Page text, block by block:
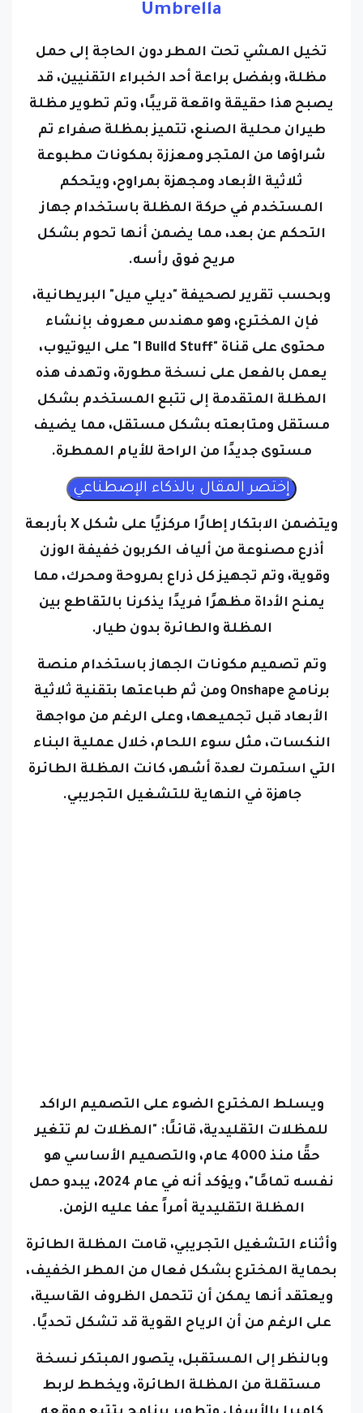
Umbrella
تخيل المشي تحت المطر دون الحاجة إلى حمل
مظلة، وبفضل براعة أحد الخبراء التقنيين، قد
يصبح هذا حقيقة واقعة قريبًا، وتم تطوير مظلة
طيران محلية الصنع، تتميز بمظلة صفراء تم
شراؤها من المتجر ومعززة بمكونات مطبوعة
ثلاثية الأبعاد ومجهزة بمراوح، ويتحكم
المستخدم في حركة المظلة باستخدام جهاز
التحكم عن بعد، مما يضمن أنها تحوم بشكل
مريح فوق رأسه.
وبحسب تقرير لصحيفة "ديلي ميل" البريطانية،
فإن المخترع، وهو مهندس معروف بإنشاء
محتوى على قناة "I Build Stuff" على اليوتيوب،
يعمل بالفعل على نسخة مطورة، وتهدف هذه
المظلة المتقدمة إلى تتبع المستخدم بشكل
مستقل ومتابعته بشكل مستقل، مما يضيف
مستوى جديدًا من الراحة للأيام الممطرة.
ويتضمن الابتكار إطارًا مركزيًا على شكل X بأربعة
أذرع مصنوعة من ألياف الكربون خفيفة الوزن
وقوية، وتم تجهيز كل ذراع بمروحة ومحرك، مما
يمنح الأداة مظهرًا فريدًا يذكرنا بالتقاطع بين
المظلة والطائرة بدون طيار.
وتم تصميم مكونات الجهاز باستخدام منصة
برنامج Onshape ومن ثم طباعتها بتقنية ثلاثية
الأبعاد قبل تجميعها، وعلى الرغم من مواجهة
النكسات، مثل سوء اللحام، خلال عملية البناء
التي استمرت لعدة أشهر، كانت المظلة الطائرة
جاهزة في النهاية للتشغيل التجريبي.
ويسلط المخترع الضوء على التصميم الراكد
للمظلات التقليدية، قائلًا: "المظلات لم تتغير
حقًا منذ 4000 عام، والتصميم الأساسي هو
نفسه تمامًا"، ويؤكد أنه في عام 2024، يبدو حمل
المظلة التقليدية أمراً عفا عليه الزمن.
وأثناء التشغيل التجريبي، قامت المظلة الطائرة
بحماية المخترع بشكل فعال من المطر الخفيف،
ويعتقد أنها يمكن أن تتحمل الظروف القاسية،
على الرغم من أن الرياح القوية قد تشكل تحديًا.
وبالنظر إلى المستقبل، يتصور المبتكر نسخة
مستقلة من المظلة الطائرة، ويخطط لربط